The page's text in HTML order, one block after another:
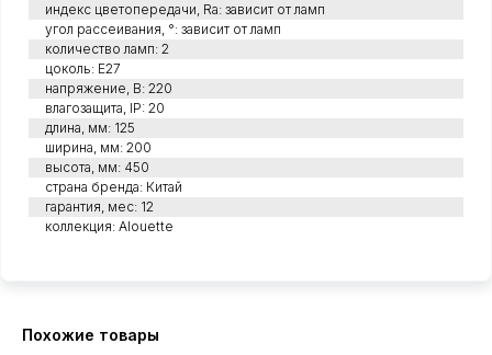
индекс цветопередачи, Ra: зависит от ламп
угол рассеивания, °: зависит от ламп
количество ламп: 2
цоколь: E27
напряжение, В: 220
влагозащита, IP: 20
длина, мм: 125
ширина, мм: 200
высота, мм: 450
страна бренда: Китай
гарантия, мес: 12
коллекция: Alouette
Похожие товары